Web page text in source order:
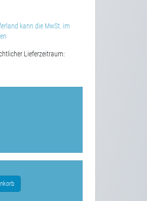
kann die MwSt. im
Lieferzeitraum: